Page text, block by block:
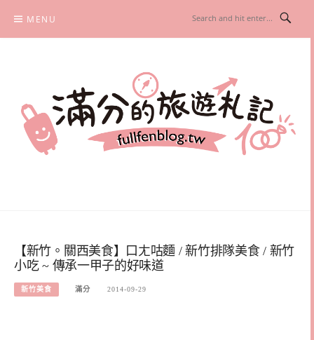
content
MENU
【新竹。關西美食】口ㄤ咕麵 / 新竹排隊美食 / 新竹
小吃 ~ 傳承一甲子的好味道
新竹美食 滿分 2014-09-29